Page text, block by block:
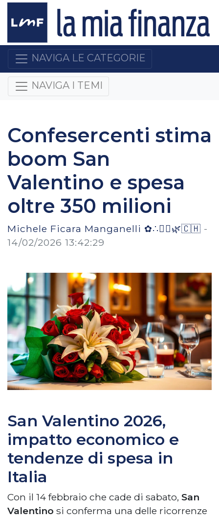
NAVIGA LE CATEGORIE
NAVIGA I TEMI
Confesercenti stima
boom San
Valentino e spesa
oltre 350 milioni
Michele Ficara Manganelli ✿∴♛🌿🇨🇭 -
14/02/2026 13:42:29
San Valentino 2026,
impatto economico e
tendenze di spesa in
Italia
Con il 14 febbraio che cade di sabato, San
Valentino si conferma una delle ricorrenze